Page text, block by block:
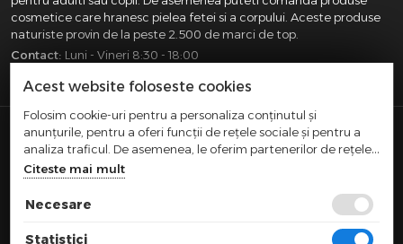
cosmetice care hranesc pielea fetei si a corpului. Aceste produse
naturiste provin de la peste 2.500 de marci de top.
Contact: Luni - Vineri 8:30 - 18:00
SAM DISTRIBUTION S.R.L.- Registrul Comertului:
J40/10004/2002, Cod fiscal: RO14935035, Adresa: Str.
Dimieni, nr. 7, Bucuresti, sector 5.
standurilor, chioscurilor si pietelor
TERMENI SI CONDITII POLITICA COOKIES
Acest website foloseste cookies
Folosim cookie-uri pentru a personaliza conținutul și
anunțurile, pentru a oferi funcții de rețele sociale și pentru a
analiza traficul. De asemenea, le oferim partenerilor de rețele
sociale, de publicitate și de analize informații cu privire la
modul în care folosiți site-ul nostru. Aceștia le pot combina cu
alte informații oferite de dvs. sau culese în urma folosirii
Citeste mai mult
Necesare
Statistici